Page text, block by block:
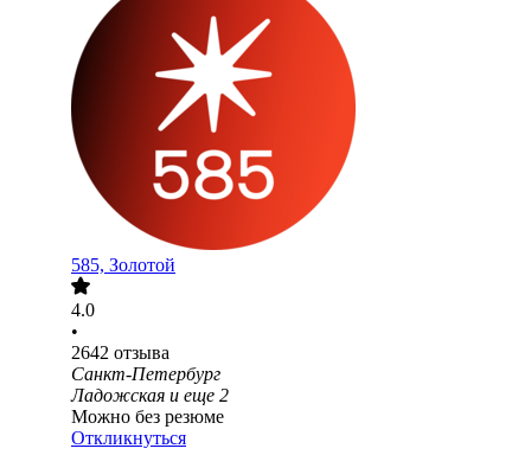
585, Золотой
4.0
•
2642 отзыва
Санкт-Петербург
Ладожская и еще 2
Можно без резюме
Откликнуться